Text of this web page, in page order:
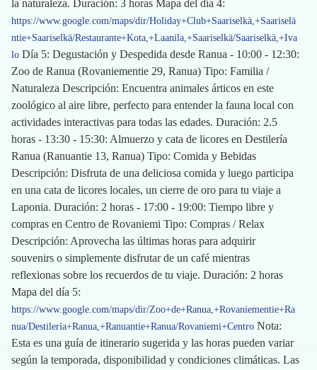
la naturaleza. Duración: 3 horas Mapa del día 4:
https://www.google.com/maps/dir/Holiday+Club+Saariselkä,+Saariselä
ntie+Saariselkä/Restaurante+Kota,+Laanila,+Saariselkä/Saariselkä,+Iva
lo Día 5: Degustación y Despedida desde Ranua - 10:00 - 12:30:
Zoo de Ranua (Rovaniementie 29, Ranua) Tipo: Familia /
Naturaleza Descripción: Encuentra animales árticos en este
zoológico al aire libre, perfecto para entender la fauna local con
actividades interactivas para todas las edades. Duración: 2.5
horas - 13:30 - 15:30: Almuerzo y cata de licores en Destilería
Ranua (Ranuantie 13, Ranua) Tipo: Comida y Bebidas
Descripción: Disfruta de una deliciosa comida y luego participa
en una cata de licores locales, un cierre de oro para tu viaje a
Laponia. Duración: 2 horas - 17:00 - 19:00: Tiempo libre y
compras en Centro de Rovaniemi Tipo: Compras / Relax
Descripción: Aprovecha las últimas horas para adquirir
souvenirs o simplemente disfrutar de un café mientras
reflexionas sobre los recuerdos de tu viaje. Duración: 2 horas
Mapa del día 5:
https://www.google.com/maps/dir/Zoo+de+Ranua,+Rovaniementie+Ra
nua/Destilería+Ranua,+Ranuantie+Ranua/Rovaniemi+Centro Nota:
Esta es una guía de itinerario sugerida y las horas pueden variar
según la temporada, disponibilidad y condiciones climáticas. Las